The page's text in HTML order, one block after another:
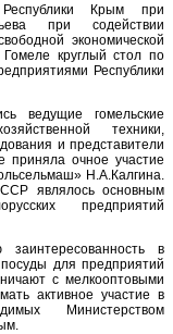
Республики Крым при
при содействии
экономической
круглый стол по
Республики
ведущие гомельские
техники,
и представители
приняла очное участие
Н.А.Калгина.
являлось основным
предприятий
в
для предприятий
с мелкооптовыми
активное участие в
Министерством